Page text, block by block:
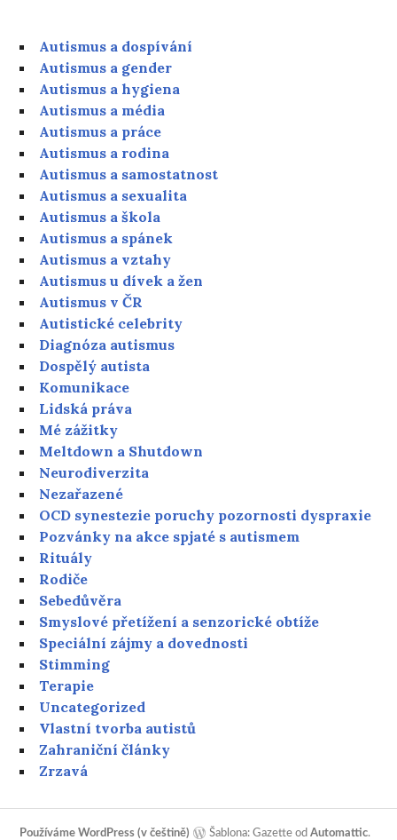
Autismus a dospívání
Autismus a gender
Autismus a hygiena
Autismus a média
Autismus a práce
Autismus a rodina
Autismus a samostatnost
Autismus a sexualita
Autismus a škola
Autismus a spánek
Autismus a vztahy
Autismus u dívek a žen
Autismus v ČR
Autistické celebrity
Diagnóza autismus
Dospělý autista
Komunikace
Lidská práva
Mé zážitky
Meltdown a Shutdown
Neurodiverzita
Nezařazené
OCD synestezie poruchy pozornosti dyspraxie
Pozvánky na akce spjaté s autismem
Rituály
Rodiče
Sebedůvěra
Smyslové přetížení a senzorické obtíže
Speciální zájmy a dovednosti
Stimming
Terapie
Uncategorized
Vlastní tvorba autistů
Zahraniční články
Zrzavá
Používáme WordPress (v češtině) Šablona: Gazette odAutomattic.